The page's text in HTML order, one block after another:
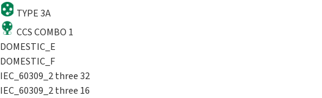
TYPE 3A
CCS COMBO 1
DOMESTIC_E
DOMESTIC_F
IEC_60309_2 three 32
IEC_60309_2 three 16